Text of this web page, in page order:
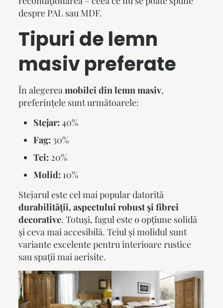
despre PAL sau MDF.
Tipuri de lemn
masiv preferate
În alegereamobilei din lemn masiv,
preferințele sunt următoarele:
Stejar: 40%
Fag: 30%
Tei: 20%
Molid: 10%
Stejarul este cel mai popular datorită
durabilității, aspectului robust și fibrei
decorative. Totuși, fagul este o opțiune solidă
și ceva mai accesibilă. Teiul și molidul sunt
variante excelente pentru interioare rustice
sau spații mai aerisite.